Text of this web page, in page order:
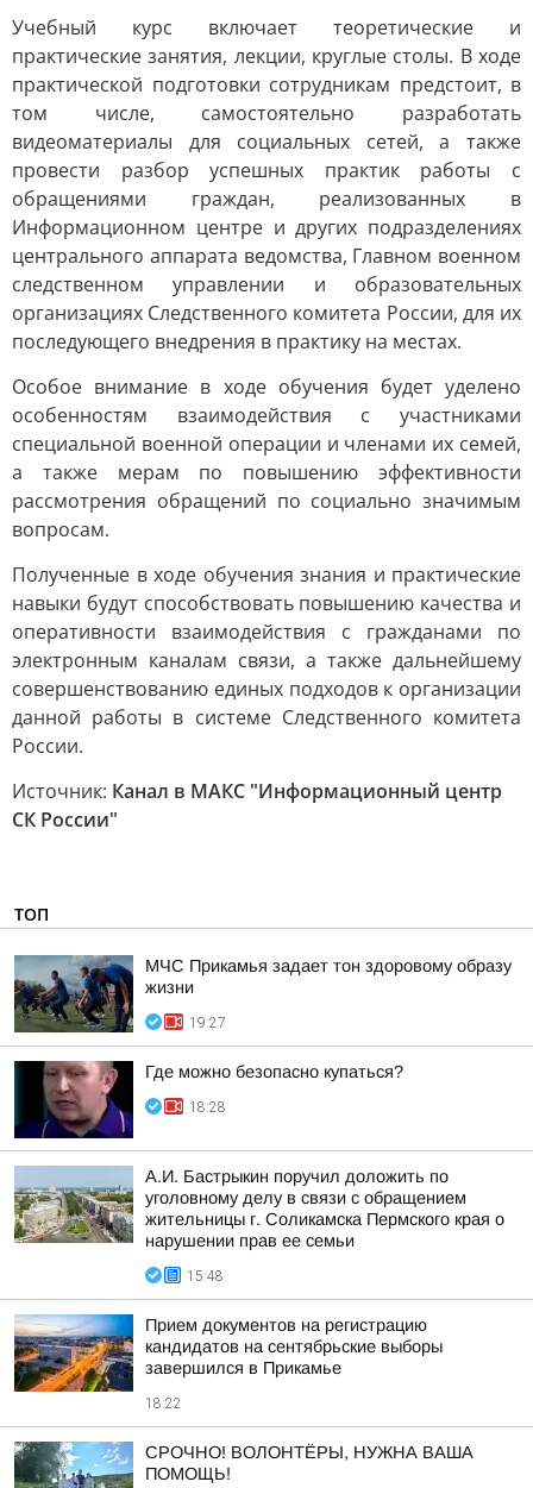
Учебный курс включает теоретические и
практические занятия, лекции, круглые столы. В ходе
практической подготовки сотрудникам предстоит, в
том числе, самостоятельно разработать
видеоматериалы для социальных сетей, а также
провести разбор успешных практик работы с
обращениями граждан, реализованных в
Информационном центре и других подразделениях
центрального аппарата ведомства, Главном военном
следственном управлении и образовательных
организациях Следственного комитета России, для их
последующего внедрения в практику на местах.
Особое внимание в ходе обучения будет уделено
особенностям взаимодействия с участниками
специальной военной операции и членами их семей,
а также мерам по повышению эффективности
рассмотрения обращений по социально значимым
вопросам.
Полученные в ходе обучения знания и практические
навыки будут способствовать повышению качества и
оперативности взаимодействия с гражданами по
электронным каналам связи, а также дальнейшему
совершенствованию единых подходов к организации
данной работы в системе Следственного комитета
России.
Источник: Канал в МАКС "Информационный центр
СК России"
ТОП
МЧС Прикамья задает тон здоровому образу
жизни
19:27
Где можно безопасно купаться?
18:28
А.И. Бастрыкин поручил доложить по
уголовному делу в связи с обращением
жительницы г. Соликамска Пермского края о
нарушении прав ее семьи
15:48
Прием документов на регистрацию
кандидатов на сентябрьские выборы
завершился в Прикамье
18:22
СРОЧНО! ВОЛОНТЁРЫ, НУЖНА ВАША
ПОМОЩЬ!